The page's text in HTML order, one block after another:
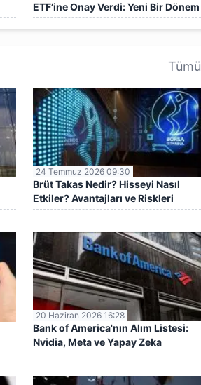
ETF’ine Onay Verdi: Yeni Bir Dönem
Başlıyor
Tümü
24 Temmuz 2026 09:30
Brüt Takas Nedir? Hisseyi Nasıl
Etkiler? Avantajları ve Riskleri
20 Haziran 2026 16:28
Bank of America'nın Alım Listesi:
Nvidia, Meta ve Yapay Zeka
Hisseleri